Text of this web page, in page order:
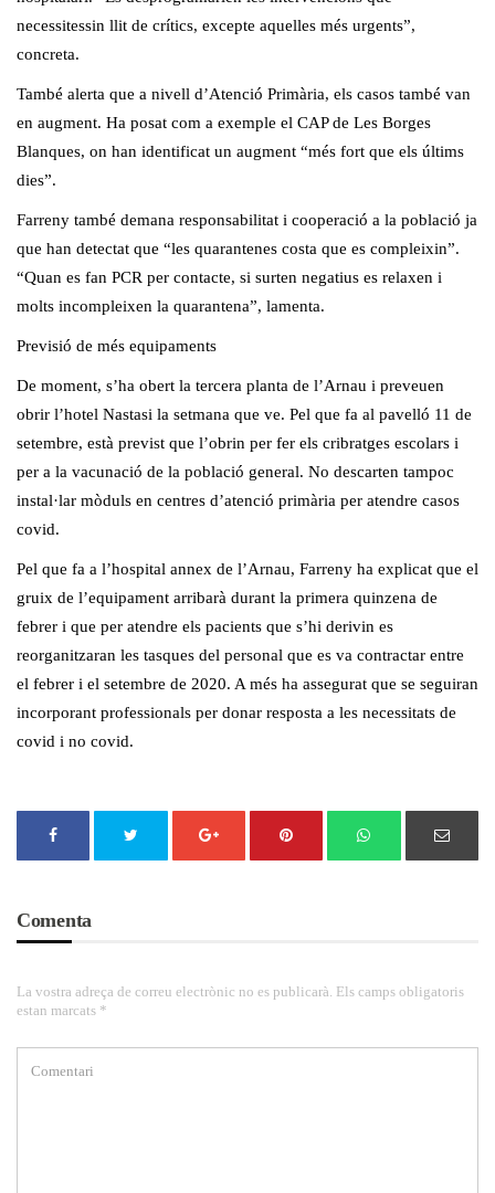
necessitessin llit de crítics, excepte aquelles més urgents”,
concreta.
També alerta que a nivell d’Atenció Primària, els casos també van
en augment. Ha posat com a exemple el CAP de Les Borges
Blanques, on han identificat un augment “més fort que els últims
dies”.
Farreny també demana responsabilitat i cooperació a la població ja
que han detectat que “les quarantenes costa que es compleixin”.
“Quan es fan PCR per contacte, si surten negatius es relaxen i
molts incompleixen la quarantena”, lamenta.
Previsió de més equipaments
De moment, s’ha obert la tercera planta de l’Arnau i preveuen
obrir l’hotel Nastasi la setmana que ve. Pel que fa al pavelló 11 de
setembre, està previst que l’obrin per fer els cribratges escolars i
per a la vacunació de la població general. No descarten tampoc
instal·lar mòduls en centres d’atenció primària per atendre casos
covid.
Pel que fa a l’hospital annex de l’Arnau, Farreny ha explicat que el
gruix de l’equipament arribarà durant la primera quinzena de
febrer i que per atendre els pacients que s’hi derivin es
reorganitzaran les tasques del personal que es va contractar entre
el febrer i el setembre de 2020. A més ha assegurat que se seguiran
incorporant professionals per donar resposta a les necessitats de
covid i no covid.
Comenta
La vostra adreça de correu electrònic no es publicarà. Els camps obligatoris
estan marcats *